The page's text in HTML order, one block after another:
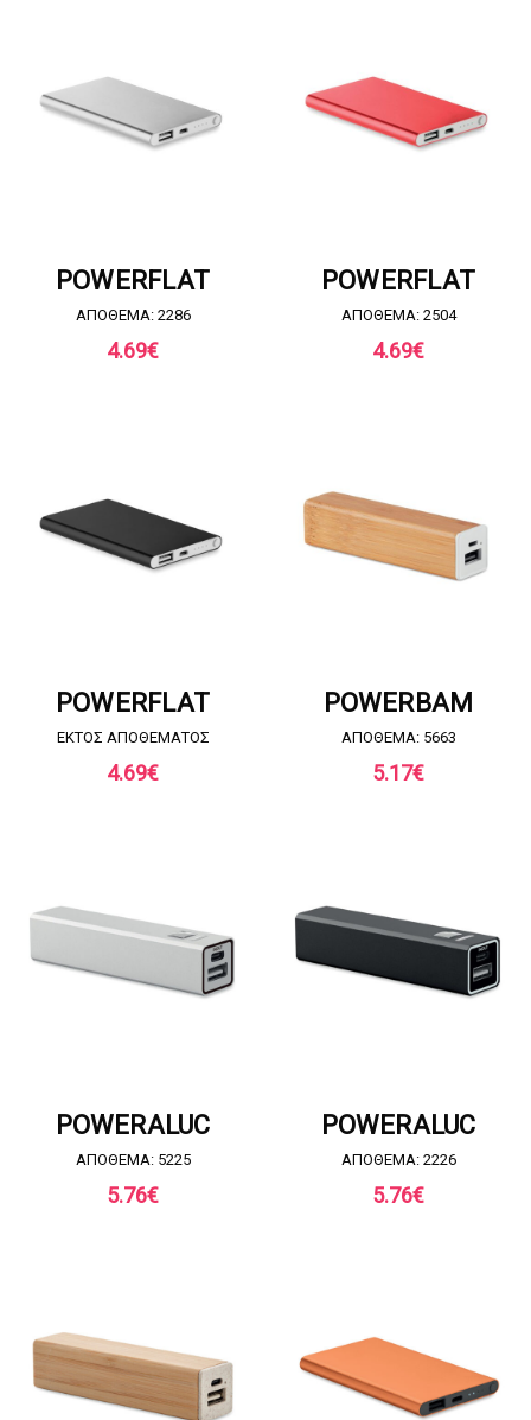
POWERFLAT
ΑΠΟΘΕΜΑ: 2286
4.69€
POWERFLAT
ΑΠΟΘΕΜΑ: 2504
4.69€
POWERFLAT
EKTOΣ ΑΠΟΘΕΜΑΤΟΣ
4.69€
POWERBAM
ΑΠΟΘΕΜΑ: 5663
5.17€
POWERALUC
ΑΠΟΘΕΜΑ: 5225
5.76€
POWERALUC
ΑΠΟΘΕΜΑ: 2226
5.76€